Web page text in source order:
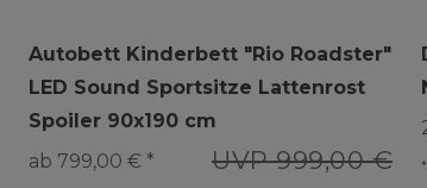
Autobett Kinderbett "Rio Roadster"
LED Sound Sportsitze Lattenrost
Spoiler 90x190 cm
UVP 999,00 €
ab 799,00 € * *